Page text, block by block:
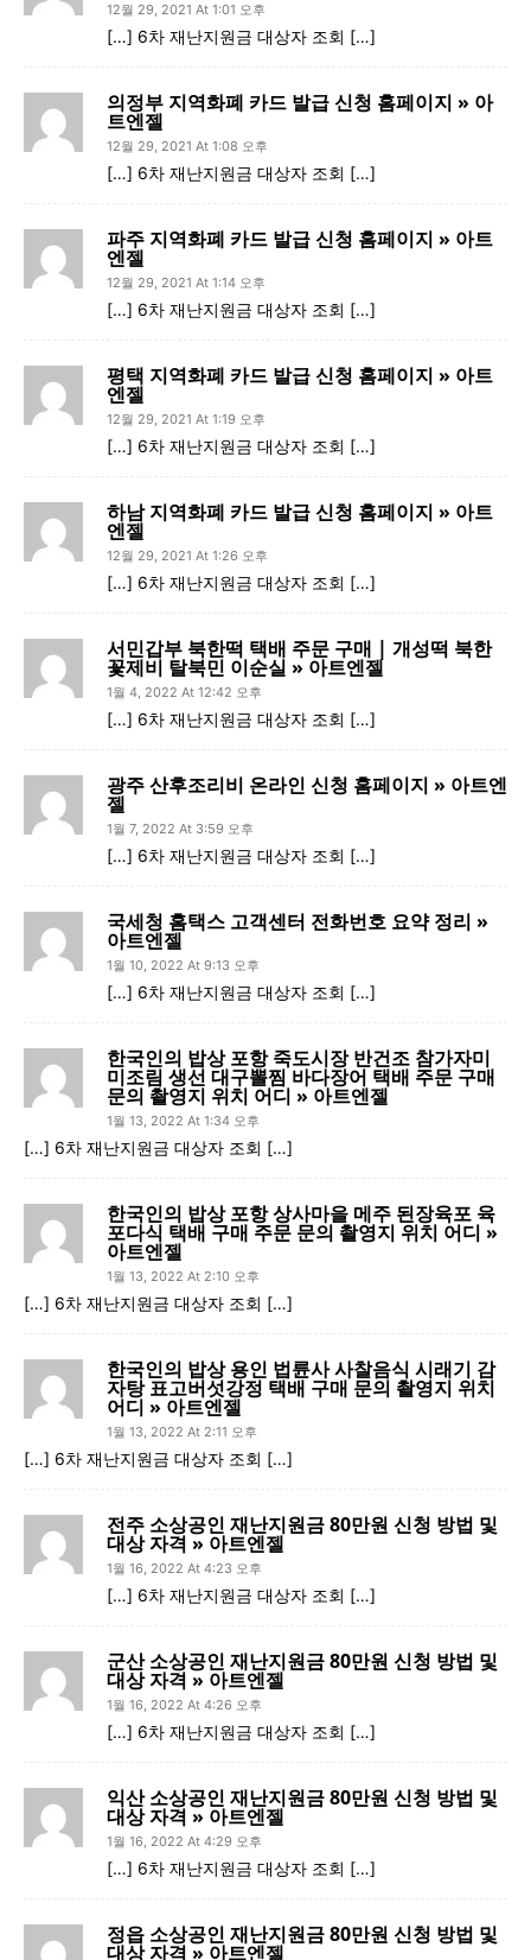
12월 29, 2021 At 1:01 오후
[…] 6차 재난지원금 대상자 조회 […]
의정부 지역화폐 카드 발급 신청 홈페이지 » 아
트엔젤
12월 29, 2021 At 1:08 오후
[…] 6차 재난지원금 대상자 조회 […]
파주 지역화폐 카드 발급 신청 홈페이지 » 아트
엔젤
12월 29, 2021 At 1:14 오후
[…] 6차 재난지원금 대상자 조회 […]
평택 지역화폐 카드 발급 신청 홈페이지 » 아트
엔젤
12월 29, 2021 At 1:19 오후
[…] 6차 재난지원금 대상자 조회 […]
하남 지역화폐 카드 발급 신청 홈페이지 » 아트
엔젤
12월 29, 2021 At 1:26 오후
[…] 6차 재난지원금 대상자 조회 […]
서민갑부 북한떡 택배 주문 구매 | 개성떡 북한
꽃제비 탈북민 이순실 » 아트엔젤
1월 4, 2022 At 12:42 오후
[…] 6차 재난지원금 대상자 조회 […]
광주 산후조리비 온라인 신청 홈페이지 » 아트엔
젤
1월 7, 2022 At 3:59 오후
[…] 6차 재난지원금 대상자 조회 […]
국세청 홈택스 고객센터 전화번호 요약 정리 »
아트엔젤
1월 10, 2022 At 9:13 오후
[…] 6차 재난지원금 대상자 조회 […]
한국인의 밥상 포항 죽도시장 반건조 참가자미
미조림 생선 대구뽈찜 바다장어 택배 주문 구매
문의 촬영지 위치 어디 » 아트엔젤
1월 13, 2022 At 1:34 오후
[…] 6차 재난지원금 대상자 조회 […]
한국인의 밥상 포항 상사마을 메주 된장육포 육
포다식 택배 구매 주문 문의 촬영지 위치 어디 »
아트엔젤
1월 13, 2022 At 2:10 오후
[…] 6차 재난지원금 대상자 조회 […]
한국인의 밥상 용인 법륜사 사찰음식 시래기 감
자탕 표고버섯강정 택배 구매 문의 촬영지 위치
어디 » 아트엔젤
1월 13, 2022 At 2:11 오후
[…] 6차 재난지원금 대상자 조회 […]
전주 소상공인 재난지원금 80만원 신청 방법 및
대상 자격 » 아트엔젤
1월 16, 2022 At 4:23 오후
[…] 6차 재난지원금 대상자 조회 […]
군산 소상공인 재난지원금 80만원 신청 방법 및
대상 자격 » 아트엔젤
1월 16, 2022 At 4:26 오후
[…] 6차 재난지원금 대상자 조회 […]
익산 소상공인 재난지원금 80만원 신청 방법 및
대상 자격 » 아트엔젤
1월 16, 2022 At 4:29 오후
[…] 6차 재난지원금 대상자 조회 […]
정읍 소상공인 재난지원금 80만원 신청 방법 및
대상 자격 » 아트엔젤